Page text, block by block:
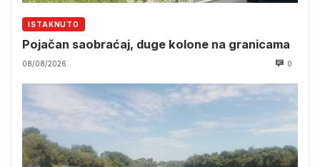
ISTAKNUTO
Pojačan saobraćaj, duge kolone na granicama
08/08/2026 0